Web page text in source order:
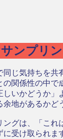
ンプリ
同じ気持ちを
の関係性の中
しいかどうか
地があるかど
ングは、「こ
に受け取られ